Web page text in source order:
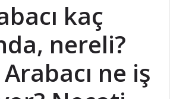
kaç
nereli?
ne iş